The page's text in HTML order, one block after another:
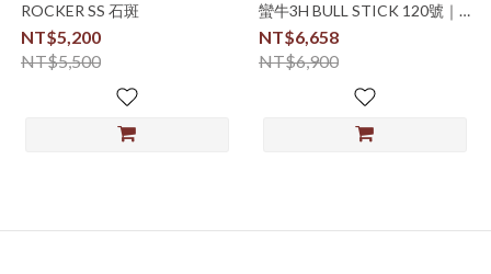
ROCKER SS 石斑
NT$5,200
NT$5,500
蠻牛3H BULL STICK 120號｜
330 大斑竿 石斑竿
NT$6,658
NT$6,900